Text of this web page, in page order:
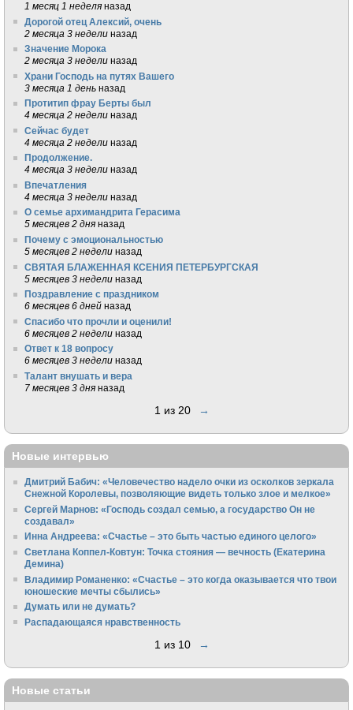
1 месяц 1 неделя назад
Дорогой отец Алексий, очень
2 месяца 3 недели назад
Значение Морока
2 месяца 3 недели назад
Храни Господь на путях Вашего
3 месяца 1 день назад
Протитип фрау Берты был
4 месяца 2 недели назад
Сейчас будет
4 месяца 2 недели назад
Продолжение.
4 месяца 3 недели назад
Впечатления
4 месяца 3 недели назад
О семье архимандрита Герасима
5 месяцев 2 дня назад
Почему с эмоциональностью
5 месяцев 2 недели назад
СВЯТАЯ БЛАЖЕННАЯ КСЕНИЯ ПЕТЕРБУРГСКАЯ
5 месяцев 3 недели назад
Поздравление с праздником
6 месяцев 6 дней назад
Спасибо что прочли и оценили!
6 месяцев 2 недели назад
Ответ к 18 вопросу
6 месяцев 3 недели назад
Талант внушать и вера
7 месяцев 3 дня назад
1 из 20 →
Новые интервью
Дмитрий Бабич: «Человечество надело очки из осколков зеркала
Снежной Королевы, позволяющие видеть только злое и мелкое»
Сергей Марнов: «Господь создал семью, а государство Он не
создавал»
Инна Андреева: «Счастье – это быть частью единого целого»
Светлана Коппел-Ковтун: Точка стояния — вечность (Екатерина
Демина)
Владимир Романенко: «Счастье – это когда оказывается что твои
юношеские мечты сбылись»
Думать или не думать?
Распадающаяся нравственность
1 из 10 →
Новые статьи